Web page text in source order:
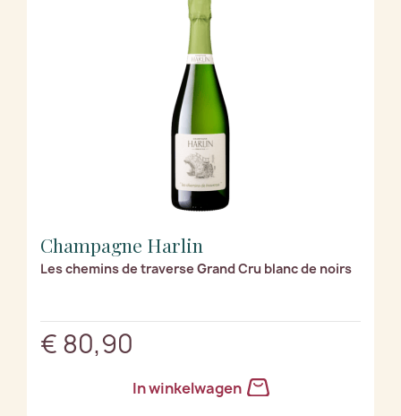
Champagne Harlin
Les chemins de traverse Grand Cru blanc de noirs
€ 80,90
In winkelwagen